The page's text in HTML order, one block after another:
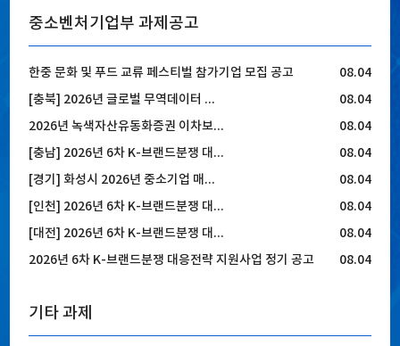
중소벤처기업부 과제공고
한중 문화 및 푸드 교류 페스티벌 참가기업 모집 공고
08.04
[충북] 2026년 글로벌 무역데이터 ...
08.04
2026년 녹색자산유동화증권 이차보...
08.04
[충남] 2026년 6차 K-브랜드분쟁 대...
08.04
[경기] 화성시 2026년 중소기업 매...
08.04
[인천] 2026년 6차 K-브랜드분쟁 대...
08.04
[대전] 2026년 6차 K-브랜드분쟁 대...
08.04
2026년 6차 K-브랜드분쟁 대응전략 지원사업 정기 공고
08.04
기타 과제